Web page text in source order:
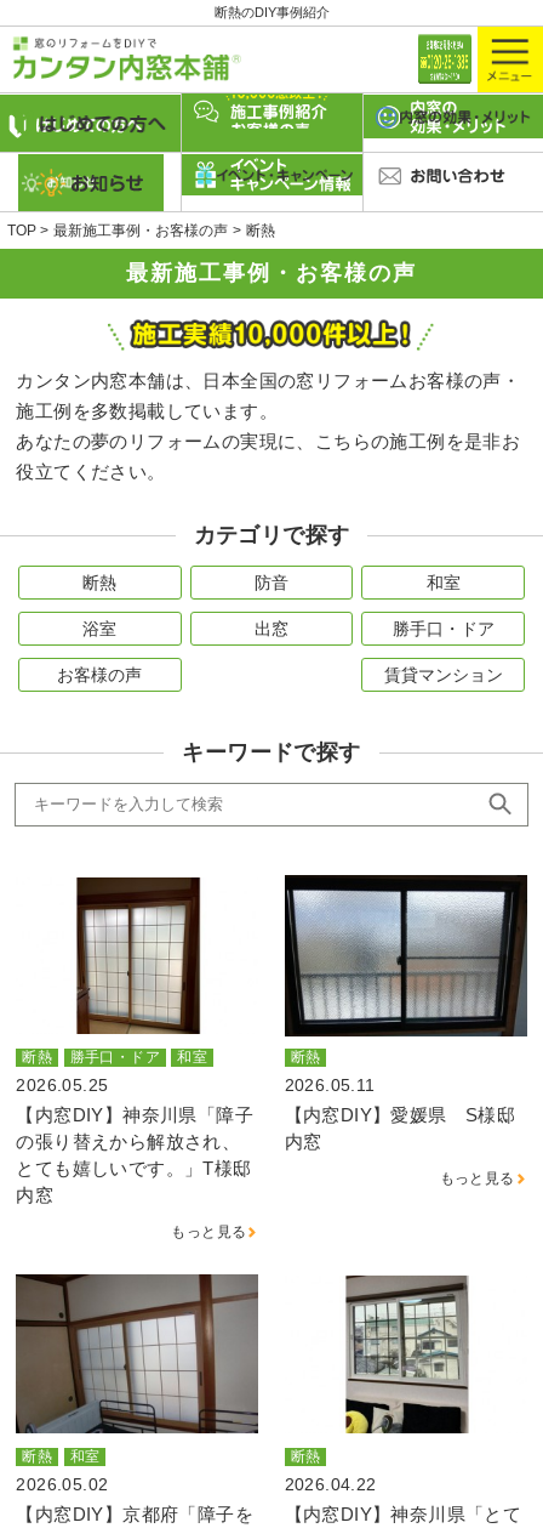
断熱のDIY事例紹介
最新施工事例・お客様の声
TOP 最新施工事例・お客様の声 断熱
カンタン内窓本舗は、日本全国の窓リフォームお客様の声・
施工例を多数掲載しています。
あなたの夢のリフォームの実現に、こちらの施工例を是非お
役立てください。
カテゴリで探す
断熱 防音 和室
浴室 出窓 勝手口・ドア
お客様の声 賃貸マンション
キーワードで探す
断熱 勝手口・ドア 和室
2026.05.25
【内窓DIY】神奈川県「障子
の張り替えから解放され、
とても嬉しいです。」T様邸
内窓
もっと見る
断熱
2026.05.11
【内窓DIY】愛媛県 S様邸
内窓
もっと見る
断熱 和室
2026.05.02
【内窓DIY】京都府「障子を
断熱
2026.04.22
【内窓DIY】神奈川県「とて